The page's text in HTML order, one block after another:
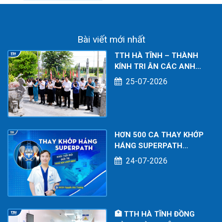
ĐỘNG
Bài viết mới nhất
TTH HÀ TĨNH – THÀNH
KÍNH TRI ÂN CÁC ANH
HÙNG LIỆT SĨ NHÂN KỶ
NIỆM 79 NĂM NGÀY
25-07-2026
HƠN 500 CA THAY KHỚP
HÁNG SUPERPATH
THÀNH CÔNG – DẤU ẤN
CHUYÊN MÔN TẠI BỆNH
24-07-2026
🏥 TTH HÀ TĨNH ĐỒNG